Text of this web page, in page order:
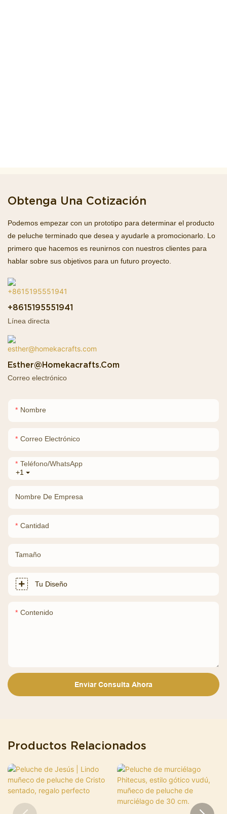
Obtenga Una Cotización
Podemos empezar con un prototipo para determinar el producto
de peluche terminado que desea y ayudarle a promocionarlo. Lo
primero que hacemos es reunirnos con nuestros clientes para
hablar sobre sus objetivos para un futuro proyecto.
+8615195551941
Línea directa
Esther@homekacrafts.com
Correo electrónico
Nombre
Correo Electrónico
+1
Teléfono/WhatsApp
Nombre De Empresa
Cantidad
Tamaño
Tu Diseño
Contenido
Enviar Consulta Ahora
Productos Relacionados